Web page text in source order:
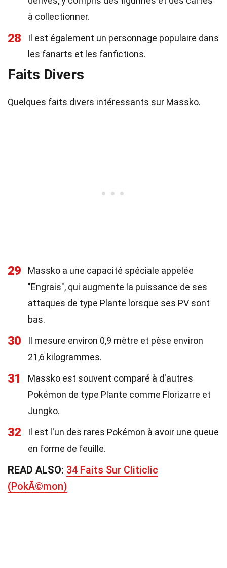
à collectionner.
28
Il est également un personnage populaire dans
les fanarts et les fanfictions.
Faits Divers
Quelques faits divers intéressants sur Massko.
29
Massko a une capacité spéciale appelée
"Engrais", qui augmente la puissance de ses
attaques de type Plante lorsque ses PV sont
bas.
30
Il mesure environ 0,9 mètre et pèse environ
21,6 kilogrammes.
31
Massko est souvent comparé à d'autres
Pokémon de type Plante comme Florizarre et
Jungko.
32
Il est l'un des rares Pokémon à avoir une queue
en forme de feuille.
READ ALSO: 34 Faits Sur Cliticlic
(PokÃ©mon)